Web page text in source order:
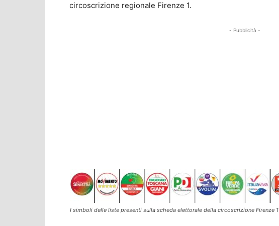
circoscrizione regionale Firenze 1.
- Pubblicità -
I simboli delle liste presenti sulla scheda elettorale della circoscrizione Firenze 1